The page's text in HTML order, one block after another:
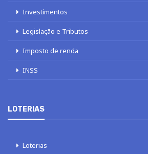
Investimentos
Legislação e Tributos
Imposto de renda
INSS
LOTERIAS
Loterias